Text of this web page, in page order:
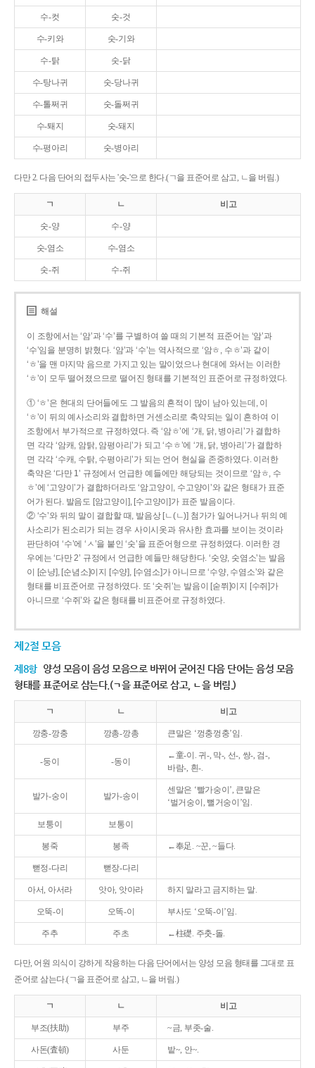
수-컷 숫-것
수-키와 숫-기와
수-탉 숫-닭
수-탕나귀 숫-당나귀
수-톨쩌귀 숫-돌쩌귀
수-퇘지 숫-돼지
수-평아리 숫-병아리
다만 2. 다음 단어의 접두사는 '숫-'으로 한다.(ㄱ을 표준어로 삼고, ㄴ을 버림.)
ㄱ ㄴ 비고
숫-양 수-양
숫-염소 수-염소
숫-쥐 수-쥐
해설
이 조항에서는 ‘암’과 ‘수’를 구별하여 쓸 때의 기본적 표준어는 ‘암’과
‘수’임을 분명히 밝혔다. ‘암’과 ‘수’는 역사적으로 ‘암ㅎ, 수ㅎ’과 같이
‘ㅎ’을 맨 마지막 음으로 가지고 있는 말이었으나 현대에 와서는 이러한
‘ㅎ’이 모두 떨어졌으므로 떨어진 형태를 기본적인 표준어로 규정하였다.
① ‘ㅎ’은 현대의 단어들에도 그 발음의 흔적이 많이 남아 있는데, 이
‘ㅎ’이 뒤의 예사소리와 결합하면 거센소리로 축약되는 일이 흔하여 이
조항에서 부가적으로 규정하였다. 즉 ‘암ㅎ’에 ‘개, 닭, 병아리’가 결합하
면 각각 ‘암캐, 암탉, 암평아리’가 되고 ‘수ㅎ’에 ‘개, 닭, 병아리’가 결합하
면 각각 ‘수캐, 수탉, 수평아리’가 되는 언어 현실을 존중하였다. 이러한
축약은 ‘다만 1’ 규정에서 언급한 예들에만 해당되는 것이므로 ‘암ㅎ, 수
ㅎ’에 ‘고양이’가 결합하더라도 ‘암고양이, 수고양이’와 같은 형태가 표준
어가 된다. 발음도 [암고양이], [수고양이]가 표준 발음이다.
② ‘수’와 뒤의 말이 결합할 때, 발음상 [ㄴ(ㄴ)] 첨가가 일어나거나 뒤의 예
사소리가 된소리가 되는 경우 사이시옷과 유사한 효과를 보이는 것이라
판단하여 ‘수’에 ‘ㅅ’을 붙인 ‘숫’을 표준어형으로 규정하였다. 이러한 경
우에는 ‘다만 2’ 규정에서 언급한 예들만 해당한다. ‘숫양, 숫염소’는 발음
이 [순냥], [순념소]이지 [수양], [수염소]가 아니므로 ‘수양, 수염소’와 같은
형태를 비표준어로 규정하였다. 또 ‘숫쥐’는 발음이 [숟쮜]이지 [수쥐]가
아니므로 ‘수쥐’와 같은 형태를 비표준어로 규정하였다.
제2절 모음
제8항 양성 모음이 음성 모음으로 바뀌어 굳어진 다음 단어는 음성 모음
형태를 표준어로 삼는다.(ㄱ을 표준어로 삼고, ㄴ을 버림.)
ㄱ ㄴ 비고
깡충-깡충 깡총-깡총 큰말은 ‘껑충껑충’임.
-둥이 -동이
←童-이. 귀-, 막-, 선-, 쌍-, 검-,
바람-, 흰-.
발가-숭이 발가-송이
센말은 ‘빨가숭이’, 큰말은
‘벌거숭이, 뻘거숭이’임.
보퉁이 보통이
봉죽 봉족 ←奉足. ~꾼, ~들다.
뻗정-다리 뻗장-다리
아서, 아서라 앗아, 앗아라 하지 말라고 금지하는 말.
오뚝-이 오똑-이 부사도 ‘오뚝-이’임.
주추 주초 ←柱礎. 주춧-돌.
다만, 어원 의식이 강하게 작용하는 다음 단어에서는 양성 모음 형태를 그대로 표
준어로 삼는다.(ㄱ을 표준어로 삼고, ㄴ을 버림.)
ㄱ ㄴ 비고
부조(扶助) 부주 ~금, 부좃-술.
사돈(査頓) 사둔 밭~, 안~.